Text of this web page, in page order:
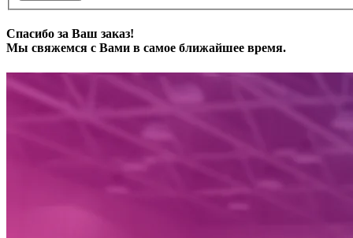
Спасибо за Ваш заказ!
Мы свяжемся с Вами в самое ближайшее время.